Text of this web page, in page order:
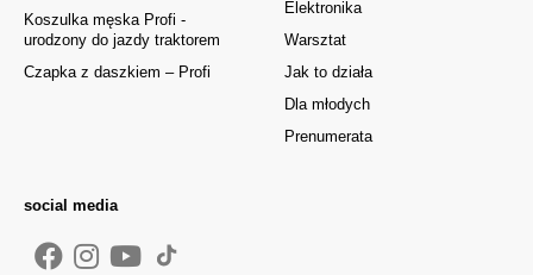
Elektronika
Warsztat
Jak to działa
Dla młodych
Prenumerata
Koszulka męska Profi -
urodzony do jazdy traktorem
Czapka z daszkiem – Profi
social media